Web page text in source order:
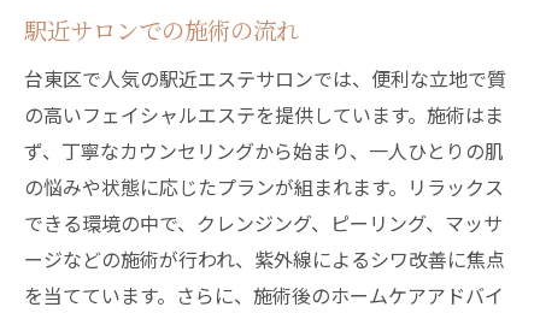
駅近だからこその便利さ
台東区のエステ選びのポイント
紫外線対策に最適な施術とは
エステでのリフレッシュ方法
台東区エステでシワと紫外線にさよなら！駅近
の便利さで肌に新しい息吹を
シワに効果的な施術の選び方
駅近サロンでの施術の流れ
台東区で人気の駅近エステサロンでは、便利な立地で質
の高いフェイシャルエステを提供しています。施術はま
ず、丁寧なカウンセリングから始まり、一人ひとりの肌
の悩みや状態に応じたプランが組まれます。リラックス
できる環境の中で、クレンジング、ピーリング、マッサ
ージなどの施術が行われ、紫外線によるシワ改善に焦点
を当てています。さらに、施術後のホームケアアドバイ